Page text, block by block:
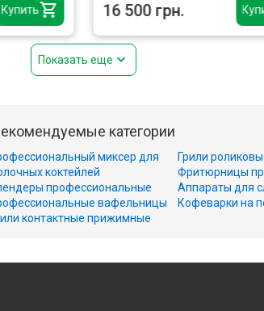
Купить 16 500 грн.
Показать еще
категории
миксер для
коктейлей
профессиональные
вафельницы
контактные прижимные
Грили
Фритюрницы
Аппараты для
Кофеварки на